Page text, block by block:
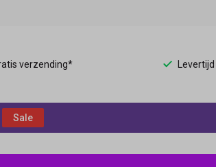
verzending*
Sale